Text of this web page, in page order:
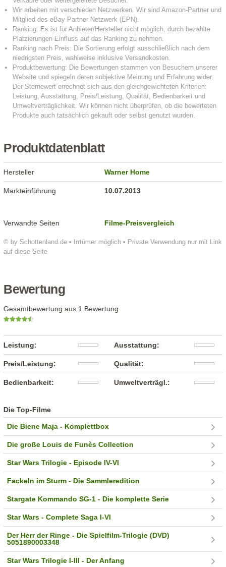
Produktdatenblatt
© by Schottenland.de • Irrtümer möglich • Private Verwendung nur mit Link
auf diese Seite
Hersteller Warner Home
Markteinführung 10.07.2013
Verwandte Seiten Filme-Preisvergleich
Bewertung
Gesamtbewertung aus 1 Bewertung
Leistung: Ausstattung:
Preis/Leistung: Qualität:
Bedienbarkeit: Umweltverträgl.:
Die Top-Filme
Die Biene Maja - Komplettbox
Die große Louis de Funès Collection
Star Wars Trilogie - Episode IV-VI
Fackeln im Sturm - Die Sammleredition
Stargate Kommando SG-1 - Die komplette Serie
Star Wars - Complete Saga I-VI
Der Herr der Ringe - Die Spielfilm-Trilogie (DVD)
5051890003348
Star Wars Trilogie I-III - Der Anfang